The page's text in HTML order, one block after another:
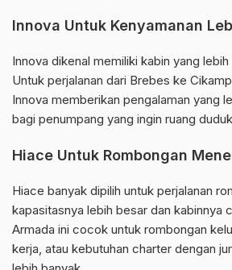
Innova Untuk Kenyamanan
Innova dikenal memiliki kabin yang
Untuk perjalanan dari Brebes ke
Innova memberikan pengalaman yang
bagi penumpang yang ingin ruang
Hiace Untuk Rombongan
Hiace banyak dipilih untuk perjalanan
kapasitasnya lebih besar dan kabinnya
Armada ini cocok untuk rombongan
kerja, atau kebutuhan charter dengan